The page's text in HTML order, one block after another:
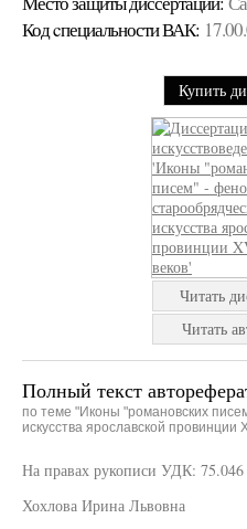
Код cпециальности ВАК:
Купить
Читать
Читать
Полный текст
по теме "Иконы "романовских
искусства ярославской провинции
На правах рукописи УДК:
Хохлова Ирина Львовна